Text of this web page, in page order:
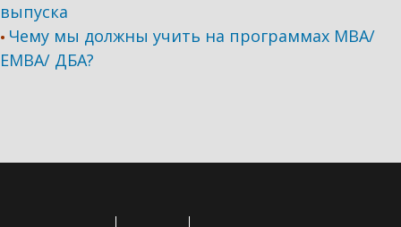
выпуска
• Чему мы должны учить на программах МВА/
ЕМВА/ ДБА?